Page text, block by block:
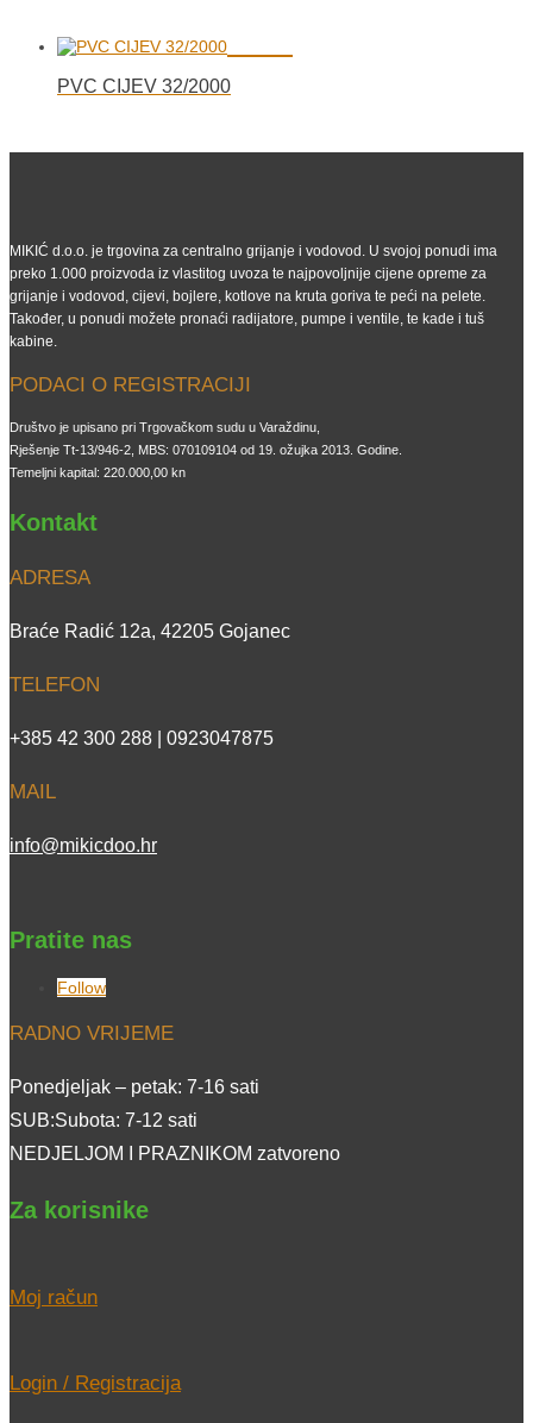
PVC CIJEV 32/2000
MIKIĆ d.o.o. je trgovina za centralno grijanje i vodovod. U svojoj ponudi ima
preko 1.000 proizvoda iz vlastitog uvoza te najpovoljnije cijene opreme za
grijanje i vodovod, cijevi, bojlere, kotlove na kruta goriva te peći na pelete.
Također, u ponudi možete pronaći radijatore, pumpe i ventile, te kade i tuš
kabine.
PODACI O REGISTRACIJI
Društvo je upisano pri Trgovačkom sudu u Varaždinu,
Rješenje Tt-13/946-2, MBS: 070109104 od 19. ožujka 2013. Godine.
Temeljni kapital: 220.000,00 kn
Kontakt
ADRESA
Braće Radić 12a, 42205 Gojanec
TELEFON
+385 42 300 288 | 0923047875
MAIL
info@mikicdoo.hr
Pratite nas
Follow
RADNO VRIJEME
Ponedjeljak – petak: 7-16 sati
SUB:Subota: 7-12 sati
NEDJELJOM I PRAZNIKOM zatvoreno
Za korisnike
Moj račun
Login / Registracija